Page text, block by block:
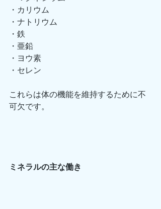
・カリウム
・ナトリウム
・鉄
・亜鉛
・ヨウ素
・セレン
これらは体の機能を維持するために不
可欠です。
ミネラルの主な働き